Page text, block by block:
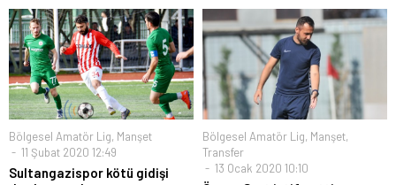
Bölgesel Amatör Lig, Manşet
11 Şubat 2020 12:49
Sultangazispor kötü gidişi
Bölgesel Amatör Lig, Manşet,
Transfer
13 Ocak 2020 10:10